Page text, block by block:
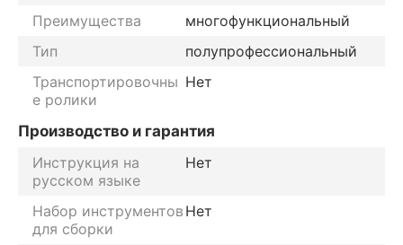
Преимущества
многофункциональный
Тип
полупрофессиональный
Транспортировочны
е ролики
Нет
Производство и гарантия
Инструкция на
русском языке
Нет
Набор инструментов
для сборки
Нет